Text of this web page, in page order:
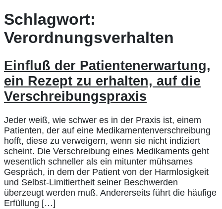
Schlagwort:
Verordnungsverhalten
Einfluß der Patientenerwartung,
ein Rezept zu erhalten, auf die
Verschreibungspraxis
Jeder weiß, wie schwer es in der Praxis ist, einem
Patienten, der auf eine Medikamentenverschreibung
hofft, diese zu verweigern, wenn sie nicht indiziert
scheint. Die Verschreibung eines Medikaments geht
wesentlich schneller als ein mitunter mühsames
Gespräch, in dem der Patient von der Harmlosigkeit
und Selbst-Limitiertheit seiner Beschwerden
überzeugt werden muß. Andererseits führt die häufige
Erfüllung […]